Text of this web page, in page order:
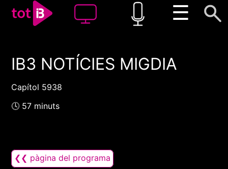
☰
00:00 00:00
IB3 NOTÍCIES MIGDIA
Capítol 5938
🕓 57 minuts
❮❮ pàgina del programa